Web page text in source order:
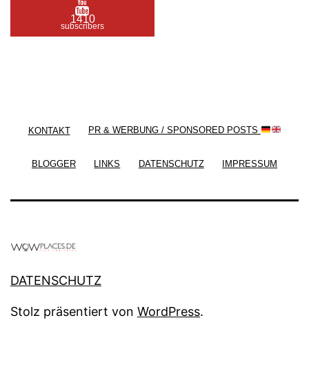
1410
subscribers
KONTAKT PR & WERBUNG / SPONSORED POSTS
BLOGGER LINKS DATENSCHUTZ IMPRESSUM
DATENSCHUTZ
Stolz präsentiert von WordPress.